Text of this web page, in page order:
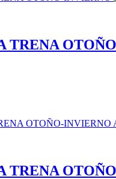
TRENA
TRENA